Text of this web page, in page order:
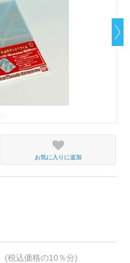
お気に入りに追加
(税込価格の10％分)